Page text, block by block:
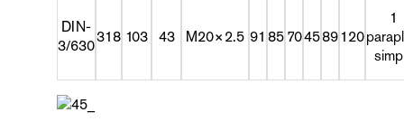
DIN-
3/630318 103 43 M20×2.5 91 85704589120
1